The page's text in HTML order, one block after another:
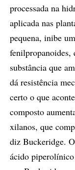
processada na
aplicada nas
pequena, inibe
fenilpropanoides,
substância que
dá resistência
certo o que
composto
xilanos, que
diz Buckeridge.
ácido piperolínico